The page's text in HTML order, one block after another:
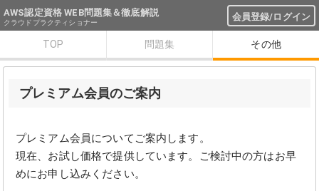
AWS認定資格 WEB問題集＆徹底解説 会員登録/ログイン
クラウドプラクティショナー
TOP 問題集 その他
プレミアム会員のご案内
プレミアム会員についてご案内します。
現在、お試し価格で提供しています。ご検討中の方はお早
めにお申し込みください。